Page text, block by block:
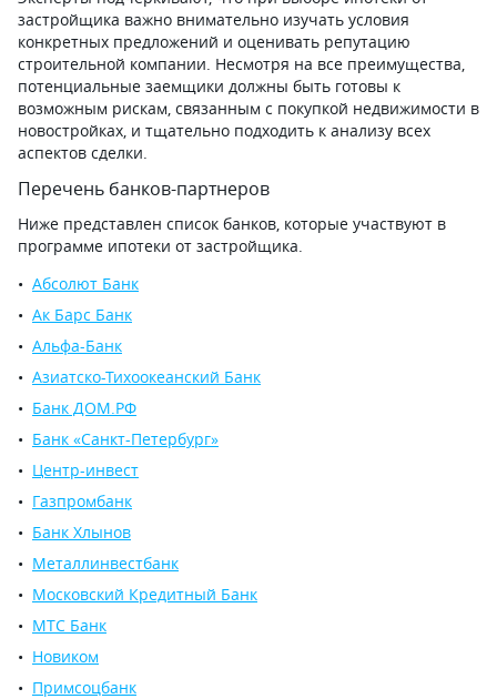
застройщика важно внимательно изучать условия
конкретных предложений и оценивать репутацию
строительной компании. Несмотря на все преимущества,
потенциальные заемщики должны быть готовы к
возможным рискам, связанным с покупкой недвижимости в
новостройках, и тщательно подходить к анализу всех
аспектов сделки.
Перечень банков-партнеров
Ниже представлен список банков, которые участвуют в
программе ипотеки от застройщика.
Абсолют Банк
Ак Барс Банк
Альфа-Банк
Азиатско-Тихоокеанский Банк
Банк ДОМ.РФ
Банк «Санкт-Петербург»
Центр-инвест
Газпромбанк
Банк Хлынов
Металлинвестбанк
Московский Кредитный Банк
МТС Банк
Новиком
Примсоцбанк